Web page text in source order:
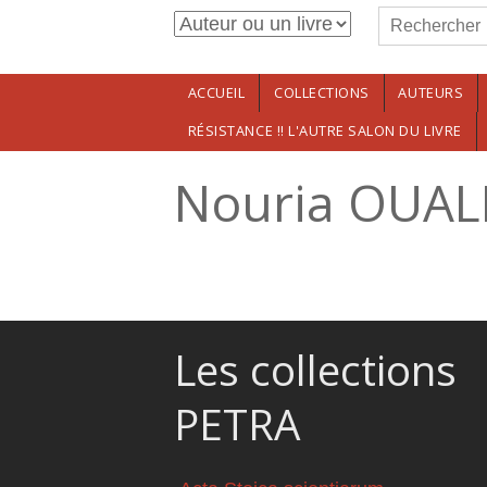
Aller au contenu principalFormulaire de
Rechercher
ACCUEIL COLLECTIONS AUTEURS
RÉSISTANCE !! L'AUTRE SALON DU LIVRE
Nouria
Les collections
PETRA